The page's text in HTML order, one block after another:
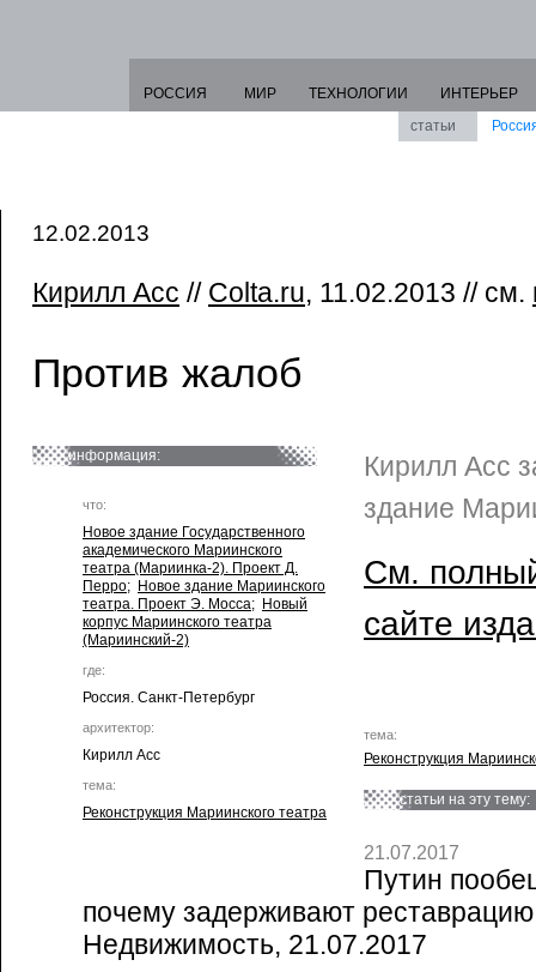
РОССИЯ МИР ТЕХНОЛОГИИ
ИНТЕРЬЕР
статьи
12.02.2013
Кирилл Асс // Colta.ru, 11.02.2013 // см.
Против жалоб
информация:
что:
Новое здание Государственного
академического Мариинского
театра (Мариинка-2). Проект Д.
Перро; Новое здание Мариинского
театра. Проект Э. Мосса; Новый
корпус Мариинского театра
(Мариинский-2)
где:
Россия. Санкт-Петербург
архитектор:
Кирилл Асс
тема:
Реконструкция Мариинского театра
Кирилл Асс
здание
См.
сайте
тема:
Реконструкция
статьи на эту тему:
21.07.2017
Путин
почему задерживают
Недвижимость, 21.07.2017